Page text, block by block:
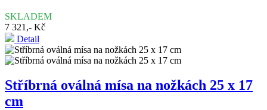
SKLADEM
7 321,- Kč
Detail
Stříbrná oválná mísa na nožkách 25 x 17
cm